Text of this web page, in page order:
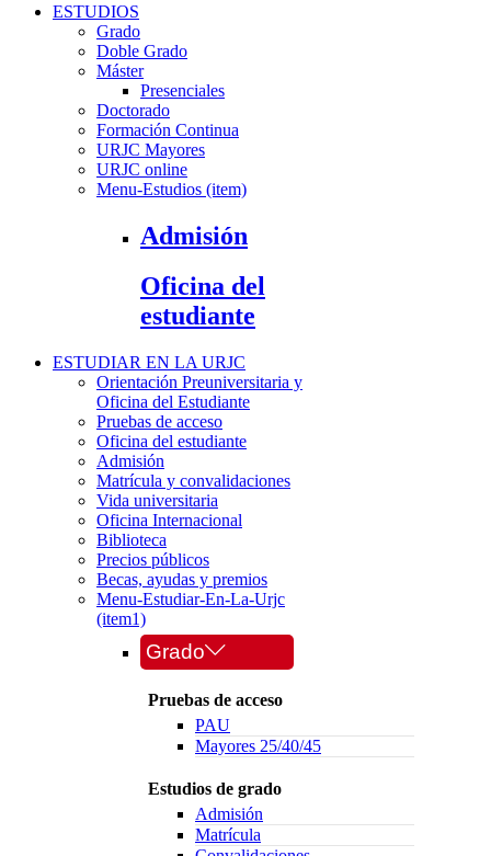
ESTUDIOS
Grado
Doble Grado
Máster
Presenciales
Doctorado
Formación Continua
URJC Mayores
URJC online
Menu-Estudios (item)
Admisión
Oficina del
estudiante
ESTUDIAR EN LA URJC
Orientación Preuniversitaria y
Oficina del Estudiante
Pruebas de acceso
Oficina del estudiante
Admisión
Matrícula y convalidaciones
Vida universitaria
Oficina Internacional
Biblioteca
Precios públicos
Becas, ayudas y premios
Menu-Estudiar-En-La-Urjc
(item1)
Grado
Pruebas de acceso
PAU
Mayores 25/40/45
Estudios de grado
Admisión
Matrícula